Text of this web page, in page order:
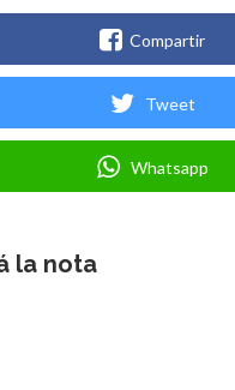
Compartir
Tweet
Whatsapp
la nota